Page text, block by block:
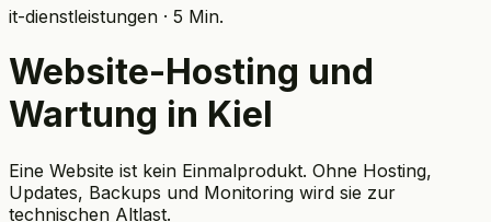
it-dienstleistungen · 5 Min.
Website-Hosting und
Wartung in Kiel
Eine Website ist kein Einmalprodukt. Ohne Hosting,
Updates, Backups und Monitoring wird sie zur
technischen Altlast.